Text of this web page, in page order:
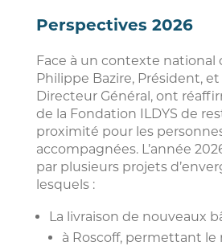
Perspectives 2026
Face à un contexte national
Philippe Bazire, Président,
Directeur Général, ont
de la Fondation ILDYS de
proximité pour les
accompagnées. L’année
par plusieurs projets
lesquels :
La livraison de nouveaux
à Roscoff, permettant